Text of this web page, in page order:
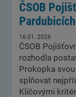
ČSOB
16.01. 2026
ČSOB
rozhodla
Prokopka
splňovat
Klíčovými